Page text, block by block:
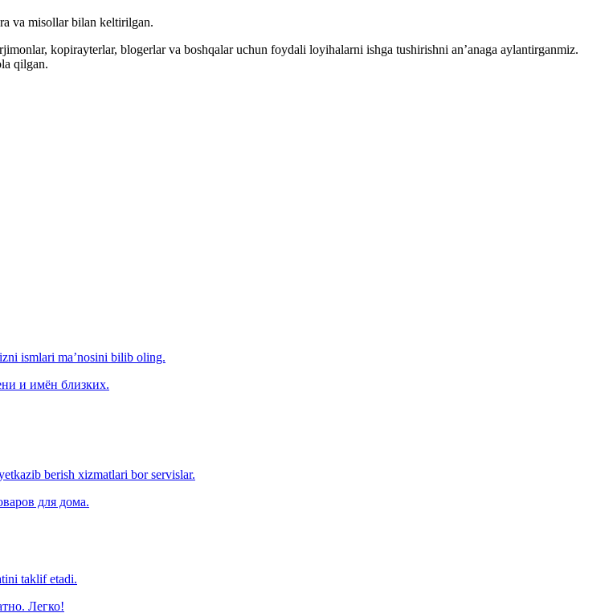
va misollar bilan keltirilgan.
kopirayterlar, blogerlar va boshqalar uchun foydali loyihalarni ishga tushirishni an’anaga aylantirganmiz.
qilgan.
ismlari ma’nosini bilib oling.
и имён близких.
berish xizmatlari bor servislar.
для дома.
taklif etadi.
Легко!